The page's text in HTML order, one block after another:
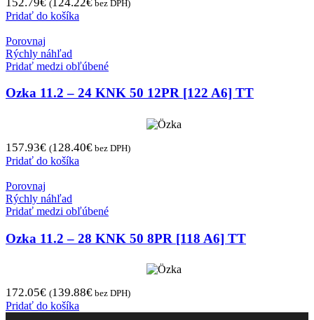
( bez DPH)
Pridať do košíka
Porovnaj
Rýchly náhľad
Pridať medzi obľúbené
Ozka 11.2 – 24 KNK 50 12PR [122 A6] TT
157.93€ (128.40€ bez DPH)
Pridať do košíka
Porovnaj
Rýchly náhľad
Pridať medzi obľúbené
Ozka 11.2 – 28 KNK 50 8PR [118 A6] TT
172.05€ (139.88€ bez DPH)
Pridať do košíka